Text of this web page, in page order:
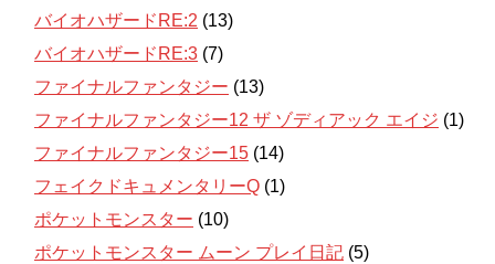
バイオハザードRE:2 (13)
バイオハザードRE:3 (7)
ファイナルファンタジー (13)
ファイナルファンタジー12 ザ ゾディアック エイジ (1)
ファイナルファンタジー15 (14)
フェイクドキュメンタリーQ (1)
ポケットモンスター (10)
ポケットモンスター ムーン プレイ日記 (5)